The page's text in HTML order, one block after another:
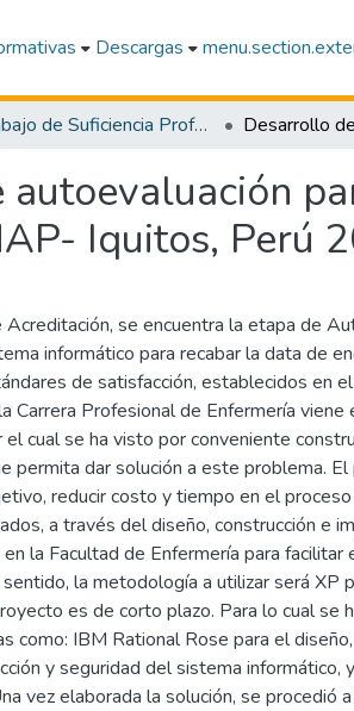
Descargas
Trabajo de Suficiencia Profesional
Iquitos, Perú
se encuentra la etapa de
informático para recabar la data de
de satisfacción, establecidos en
Carrera Profesional de Enfermería viene
cual se ha visto por conveniente
permita dar solución a este problema.
reducir costo y tiempo en el
a través del diseño, construcción e
la Facultad de Enfermería para facilitar
la metodología a utilizar será XP
es de corto plazo. Para lo cual se
como: IBM Rational Rose para el
y seguridad del sistema informático,
vez elaborada la solución, se procedió